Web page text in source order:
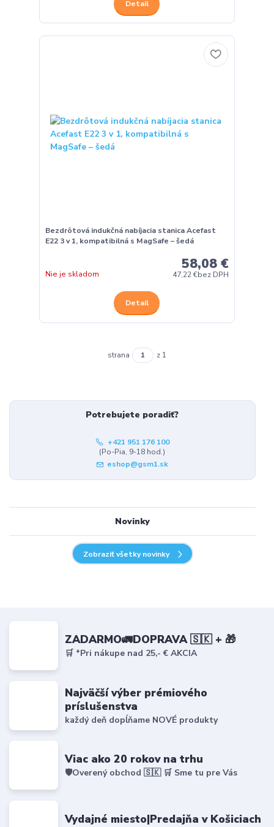
Detail
Bezdrôtová indukčná nabíjacia stanica Acefast
E22 3 v 1, kompatibilná s MagSafe – šedá
58,08 €
47,22 €bez DPH
Nie je skladom
Detail
strana z 1
Potrebujete poradiť?
+421 951 176 100
(Po-Pia, 9-18 hod.)
eshop@gsm1.sk
Novinky
Zobraziť všetky novinky
ZADARMO🚛DOPRAVA 🇸🇰 + 🎁
🛒 *Pri nákupe nad 25,- € AKCIA
Najväčší výber prémiového
príslušenstva
každý deň dopĺňame NOVÉ produkty
Viac ako 20 rokov na trhu
🛡️Overený obchod 🇸🇰 🛒 Sme tu pre Vás
Vydajné miesto|Predajňa v Košiciach